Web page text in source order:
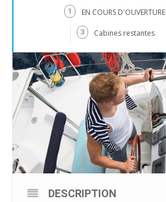
1 EN COURS D'OUVERTURE
3 Cabines restantes
DESCRIPTION